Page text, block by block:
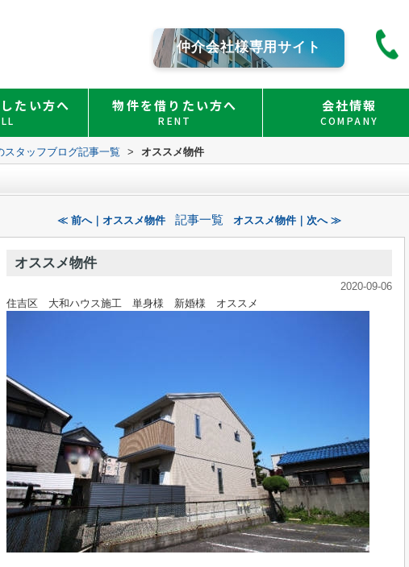
仲介会社様専用サイト
たい方へ 物件を借りたい方へ
RENT
会社情報
COMPANY
タッフブログ記事一覧 > オススメ物件
≪ 前へ｜オススメ物件 記事一覧 オススメ物件｜次へ ≫
オススメ物件
2020-09-06
住吉区 大和ハウス施工 単身様 新婚様 オススメ